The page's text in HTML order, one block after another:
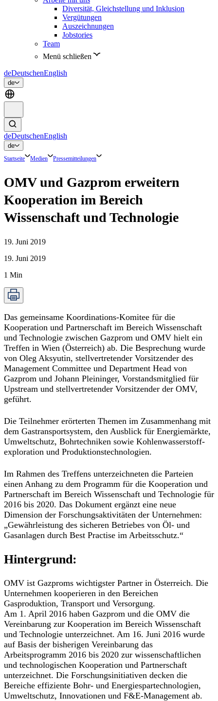
Diversität, Gleichstellung und Inklusion
Vergütungen
Auszeichnungen
Jobstories
Team
Menü schließen
deDeutschenEnglish
de
deDeutschenEnglish
de
Startseite Medien Pressemitteilungen
OMV und Gazprom erweitern
Kooperation im Bereich
Wissenschaft und Technologie
19. Juni 2019
19. Juni 2019
1 Min
Das gemeinsame Koordinations-Komitee für die
Kooperation und Partnerschaft im Bereich Wissenschaft
und Technologie zwischen Gazprom und OMV hielt ein
Treffen in Wien (Österreich) ab. Die Besprechung wurde
von Oleg Aksyutin, stellvertretender Vorsitzender des
Management Committee und Department Head von
Gazprom und Johann Pleininger, Vorstandsmitglied für
Upstream und stellvertretender Vorsitzender der OMV,
geführt.
Die Teilnehmer erörterten Themen im Zusammenhang mit
dem Gastransportsystem, den Ausblick für Energiemärkte,
Umweltschutz, Bohrtechniken sowie Kohlenwasserstoff-
exploration und Produktionstechnologien.
Im Rahmen des Treffens unterzeichneten die Parteien
einen Anhang zu dem Programm für die Kooperation und
Partnerschaft im Bereich Wissenschaft und Technologie für
2016 bis 2020. Das Dokument ergänzt eine neue
Dimension der Forschungsaktivitäten der Unternehmen:
„Gewährleistung des sicheren Betriebes von Öl- und
Gasanlagen durch Best Practise im Arbeitsschutz.“
Hintergrund:
OMV ist Gazproms wichtigster Partner in Österreich. Die
Unternehmen kooperieren in den Bereichen
Gasproduktion, Transport und Versorgung.
Am 1. April 2016 haben Gazprom und die OMV die
Vereinbarung zur Kooperation im Bereich Wissenschaft
und Technologie unterzeichnet. Am 16. Juni 2016 wurde
auf Basis der bisherigen Vereinbarung das
Arbeitsprogramm 2016 bis 2020 zur wissenschaftlichen
und technologischen Kooperation und Partnerschaft
unterzeichnet. Die Forschungsinitiativen decken die
Bereiche effiziente Bohr- und Energiespartechnologien,
Umweltschutz, Innovationen und F&E-Management ab.